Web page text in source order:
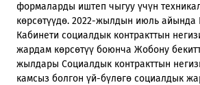
формаларды иштеп чыгуу үчүн
көрсөтүүдө. 2022-жылдын июль айында
Кабинети социалдык контракттын
жардам көрсөтүү боюнча Жобону
жылдары Социалдык контракттын
камсыз болгон үй-бүлөгө социалдык